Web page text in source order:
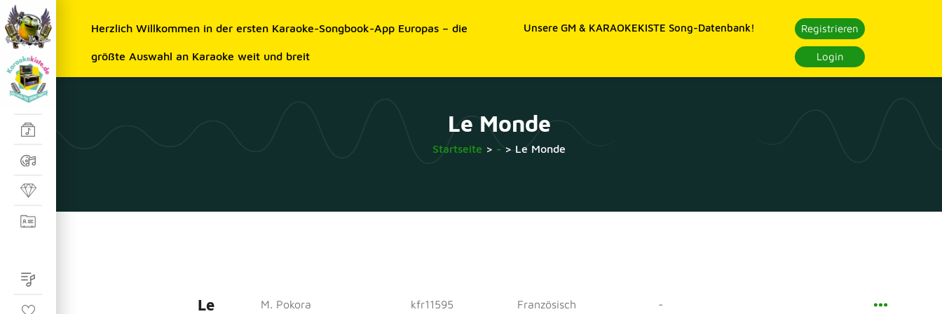
Herzlich Willkommen in der ersten Karaoke-Songbook-App Europas – die
größte Auswahl an Karaoke weit und breit
Unsere GM & KARAOKEKISTE Song-Datenbank! Registrieren
Login
Le Monde
Startseite > - > Le Monde
Le M. Pokora kfr11595 Französisch -